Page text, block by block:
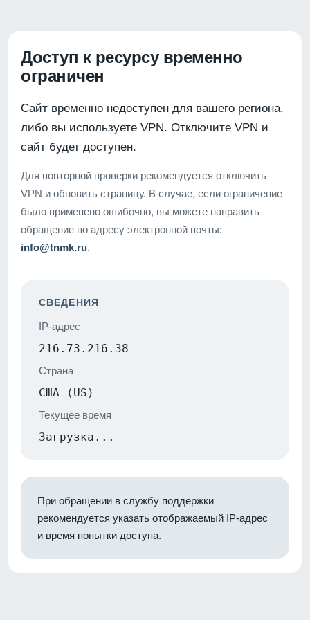
Доступ к ресурсу временно
ограничен
Сайт временно недоступен для вашего региона,
либо вы используете VPN. Отключите VPN и
сайт будет доступен.
Для повторной проверки рекомендуется отключить
VPN и обновить страницу. В случае, если ограничение
было применено ошибочно, вы можете направить
обращение по адресу электронной почты:
info@tnmk.ru.
СВЕДЕНИЯ
IP-адрес
216.73.216.38
Страна
США (US)
Текущее время
Загрузка...
При обращении в службу поддержки
рекомендуется указать отображаемый IP-адрес
и время попытки доступа.